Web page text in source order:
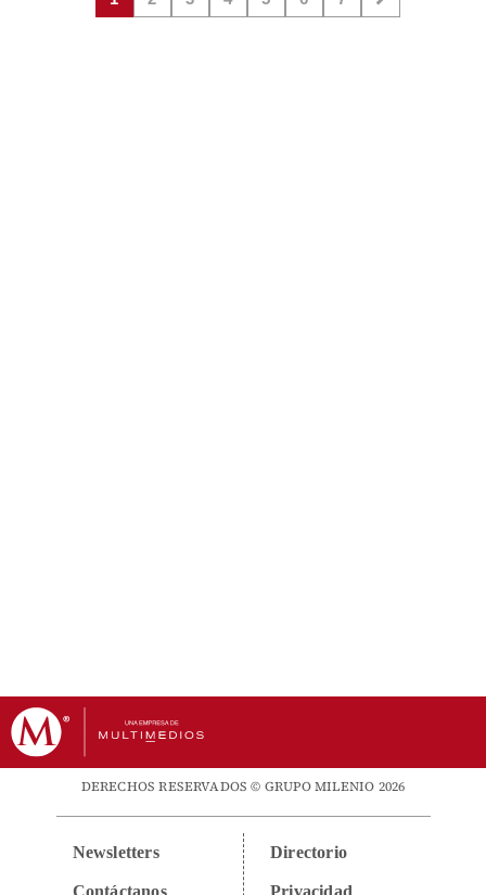
DERECHOS RESERVADOS © GRUPO MILENIO 2026
Newsletters
Contáctanos
Directorio
Privacidad